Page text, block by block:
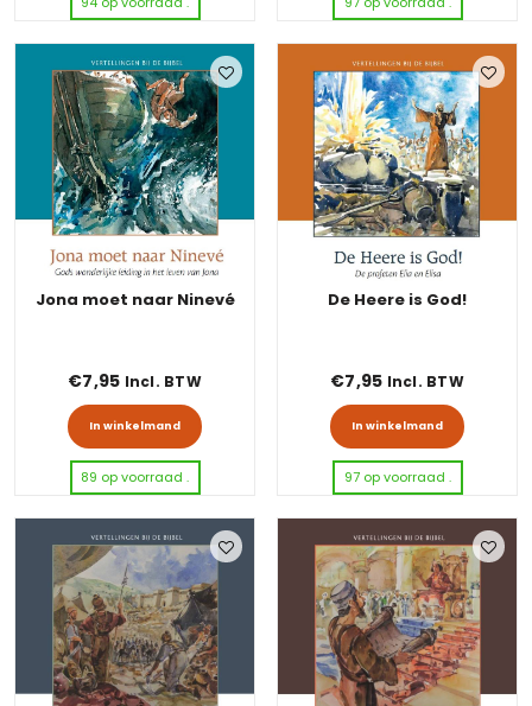
Jona moet naar Ninevé
€7,95 Incl. BTW
In winkelmand
89 op voorraad .
De Heere is God!
€7,95 Incl. BTW
In winkelmand
97 op voorraad .